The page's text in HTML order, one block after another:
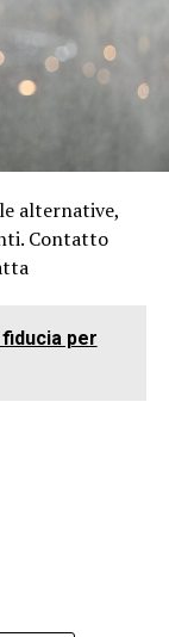
alternative,
Contatto
per